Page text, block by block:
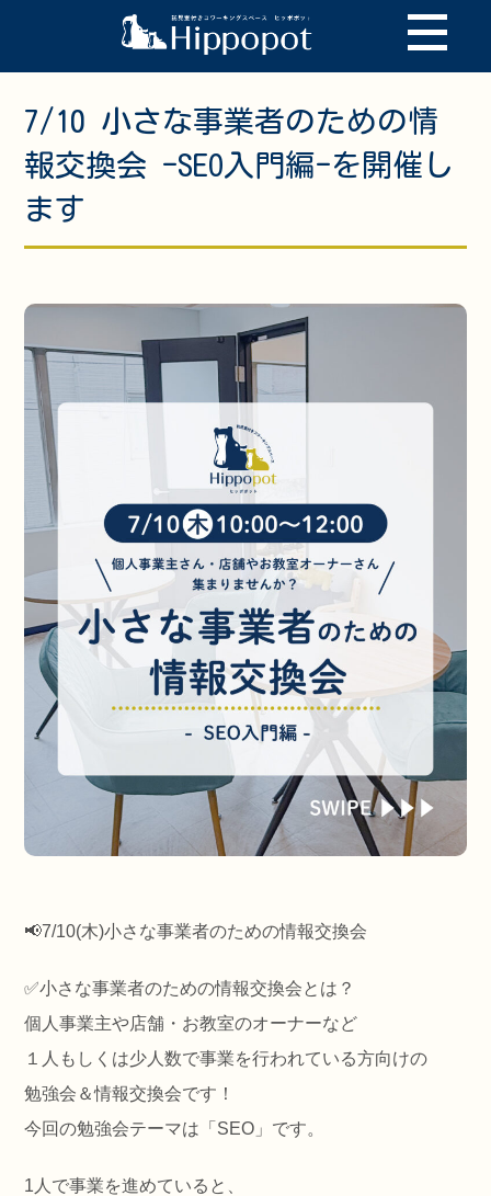
7/10 小さな事業者のための情
報交換会 -SEO入門編-を開催し
ます
📢7/10(木)小さな事業者のための情報交換会
✅️小さな事業者のための情報交換会とは？
個人事業主や店舗・お教室のオーナーなど
１人もしくは少人数で事業を行われている方向けの
勉強会＆情報交換会です！
今回の勉強会テーマは「SEO」です。
1人で事業を進めていると、